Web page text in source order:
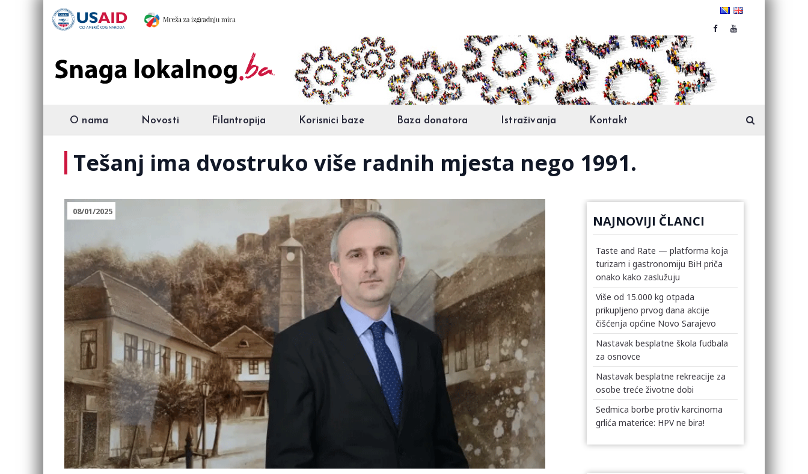
O nama Novosti Filantropija Korisnici baze Baza donatora Istraživanja Kontakt
Tešanj ima dvostruko više radnih mjesta nego 1991.
08/01/2025
NAJNOVIJI ČLANCI
Taste and Rate — platforma koja
turizam i gastronomiju BiH priča
onako kako zaslužuju
Više od 15.000 kg otpada
prikupljeno prvog dana akcije
čišćenja općine Novo Sarajevo
Nastavak besplatne škola fudbala
za osnovce
Nastavak besplatne rekreacije za
osobe treće životne dobi
Sedmica borbe protiv karcinoma
grlića materice: HPV ne bira!